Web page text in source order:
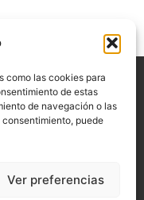
como las cookies para
de estas
de navegación o las
puede
Ver preferencias